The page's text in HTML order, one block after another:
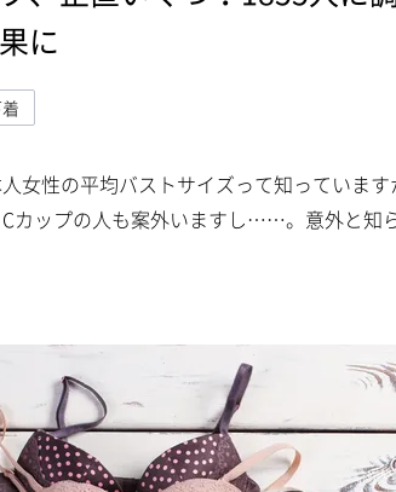
に
/
L
o
a
d
5
女性の平均バストサイズって知っていま
カップの人も案外いますし……。意外と知